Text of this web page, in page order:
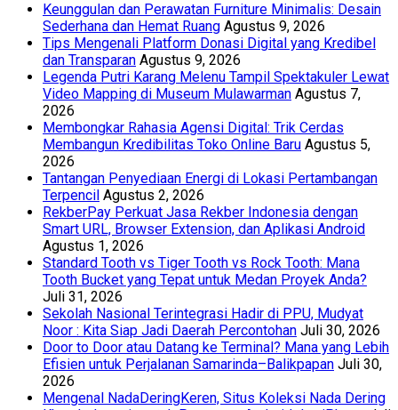
Keunggulan dan Perawatan Furniture Minimalis: Desain
Sederhana dan Hemat Ruang Agustus 9, 2026
Tips Mengenali Platform Donasi Digital yang Kredibel
dan Transparan Agustus 9, 2026
Legenda Putri Karang Melenu Tampil Spektakuler Lewat
Video Mapping di Museum Mulawarman Agustus 7,
2026
Membongkar Rahasia Agensi Digital: Trik Cerdas
Membangun Kredibilitas Toko Online Baru Agustus 5,
2026
Tantangan Penyediaan Energi di Lokasi Pertambangan
Terpencil Agustus 2, 2026
RekberPay Perkuat Jasa Rekber Indonesia dengan
Smart URL, Browser Extension, dan Aplikasi Android
Agustus 1, 2026
Standard Tooth vs Tiger Tooth vs Rock Tooth: Mana
Tooth Bucket yang Tepat untuk Medan Proyek Anda?
Juli 31, 2026
Sekolah Nasional Terintegrasi Hadir di PPU, Mudyat
Noor : Kita Siap Jadi Daerah Percontohan Juli 30, 2026
Door to Door atau Datang ke Terminal? Mana yang Lebih
Efisien untuk Perjalanan Samarinda–Balikpapan Juli 30,
2026
Mengenal NadaDeringKeren, Situs Koleksi Nada Dering